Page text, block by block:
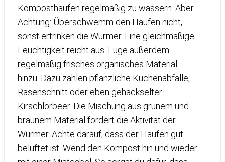
Komposthaufen regelmäßig zu wässern. Aber
Achtung: Überschwemm den Haufen nicht,
sonst ertrinken die Würmer. Eine gleichmäßige
Feuchtigkeit reicht aus. Füge außerdem
regelmäßig frisches organisches Material
hinzu. Dazu zählen pflanzliche Küchenabfälle,
Rasenschnitt oder eben gehäckselter
Kirschlorbeer. Die Mischung aus grünem und
braunem Material fördert die Aktivität der
Würmer. Achte darauf, dass der Haufen gut
belüftet ist. Wend den Kompost hin und wieder